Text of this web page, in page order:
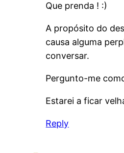
Que prenda ! :)
A propósito do
causa alguma
conversar.
Pergunto-me
Estarei a ficar
Reply